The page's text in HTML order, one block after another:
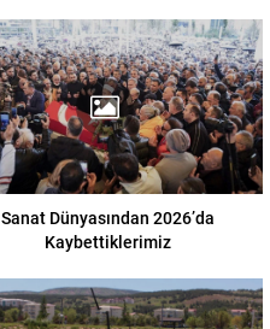
Sanat Dünyasından 2026’da
Kaybettiklerimiz